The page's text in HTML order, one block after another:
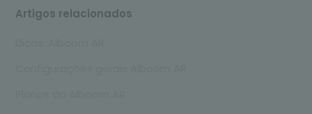
Artigos relacionados